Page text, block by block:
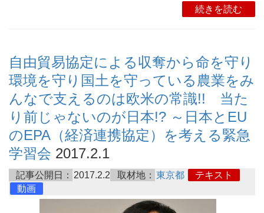
続きを読む
自由貿易協定による収奪から命を守り
環境を守り国土を守っている農業をみ
んなで支えるのは欧米の常識!! 当た
り前じゃないのが日本!? ～日本とEU
のEPA（経済連携協定）を考える緊急
学習会 2017.2.1
記事公開日： 2017.2.2 取材地： 東京都
テキスト
動画